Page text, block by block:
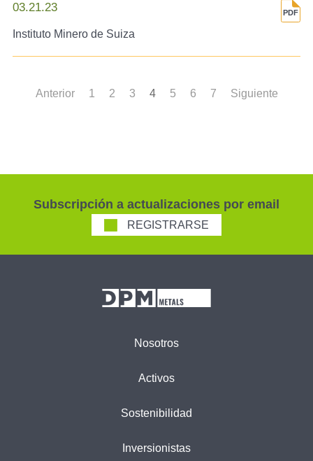
03.21.23
Instituto Minero de Suiza
Anterior 1 2 3 4 5 6 7 Siguiente
Subscripción a actualizaciones por email
REGISTRARSE
Nosotros
Activos
Sostenibilidad
Inversionistas